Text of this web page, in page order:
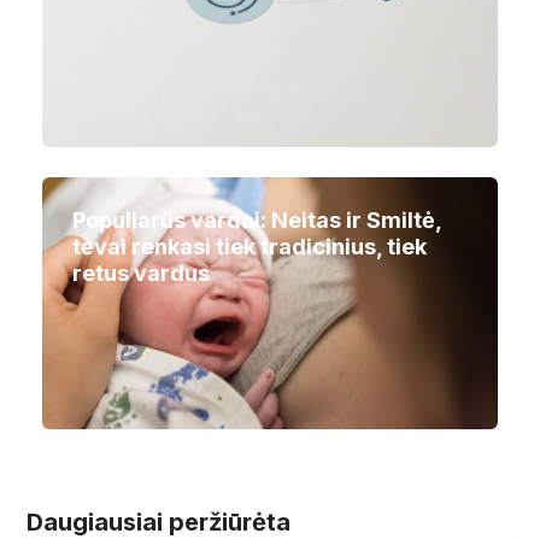
Populiarūs vardai: Neitas ir Smiltė,
tėvai renkasi tiek tradicinius, tiek
retus vardus
Daugiausiai peržiūrėta